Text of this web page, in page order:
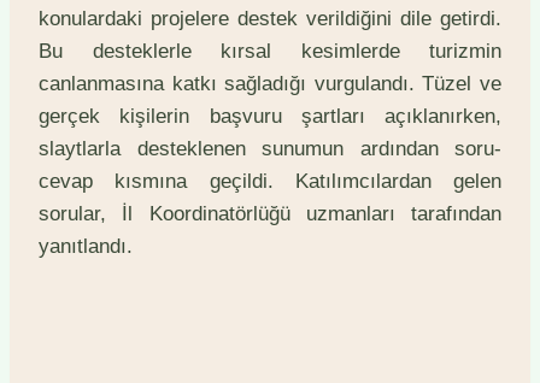
konulardaki projelere destek verildiğini dile getirdi.
Bu desteklerle kırsal kesimlerde turizmin
canlanmasına katkı sağladığı vurgulandı. Tüzel ve
gerçek kişilerin başvuru şartları açıklanırken,
slaytlarla desteklenen sunumun ardından soru-
cevap kısmına geçildi. Katılımcılardan gelen
sorular, İl Koordinatörlüğü uzmanları tarafından
yanıtlandı.